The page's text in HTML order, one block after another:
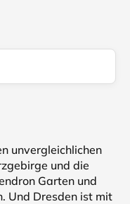
unvergleichlichen
und die
Garten und
Und Dresden ist mit